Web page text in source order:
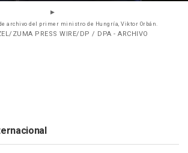
archivo del primer ministro de Hungría, Viktor Orbán.
ZUMA PRESS WIRE/DP / DPA - ARCHIVO